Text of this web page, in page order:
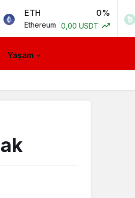
0,00 USDT
BCH
Bitcoin
Yaşam